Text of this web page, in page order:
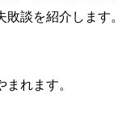
談を紹介します。
れます。